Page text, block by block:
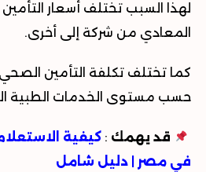
لهذا السبب تختلف أسعار
المعادي من شركة إلى أخرى.
كما تختلف تكلفة التأمين
حسب مستوى الخدمات الطبية
قد يهمك : كيفية
في مصر | دليل شامل